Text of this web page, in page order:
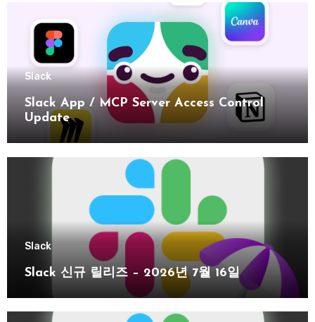
Slack
Slack App / MCP Server Access Control
Update
Slack
Slack 신규 릴리즈 – 2026년 7월 16일